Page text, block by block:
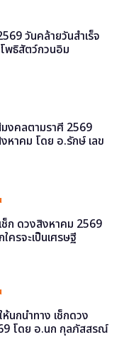
วันคล้ายวันสำเร็จ
พธิสัตว์กวนอิม
งคลตามราศี 2569
หาคม โดย อ.รักษ์ เลข
ช็ก ดวงสิงหาคม 2569
ครจะเป็นเศรษฐี
ห้นกนำทาง เช็กดวง
โดย อ.นก กุลภัสสรณ์